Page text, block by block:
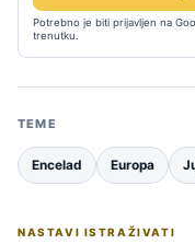
Potrebno je biti prijavljen na
trenutku.
TEME
Encelad Europa
NASTAVI ISTRAŽIVATI